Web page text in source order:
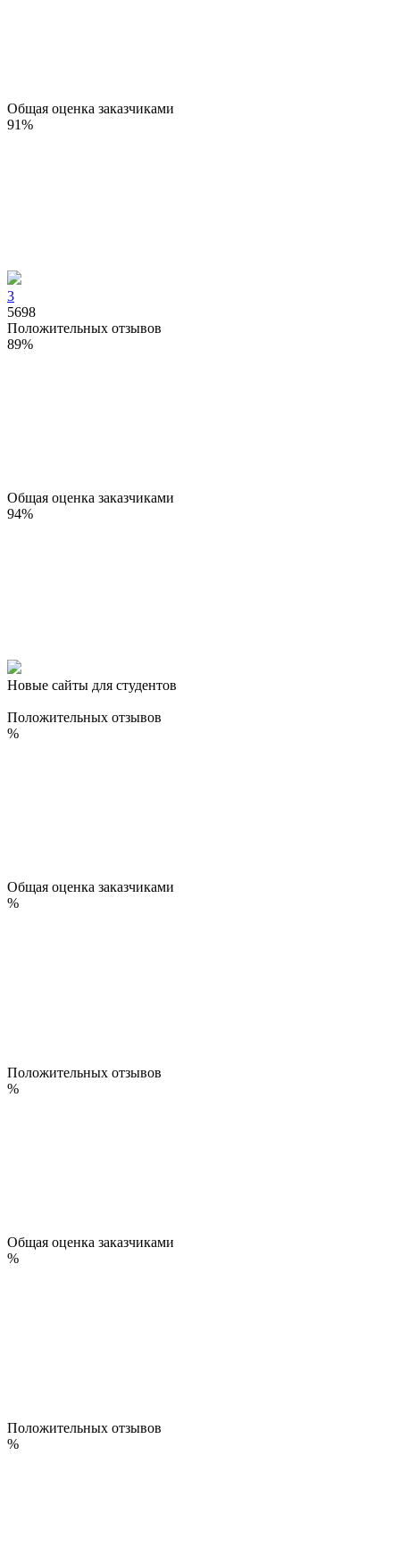
Общая оценка заказчиками
91%
3
5698
Положительных отзывов
89%
Общая оценка заказчиками
94%
Новые сайты для студентов
Положительных отзывов
%
Общая оценка заказчиками
%
Положительных отзывов
%
Общая оценка заказчиками
%
Положительных отзывов
%